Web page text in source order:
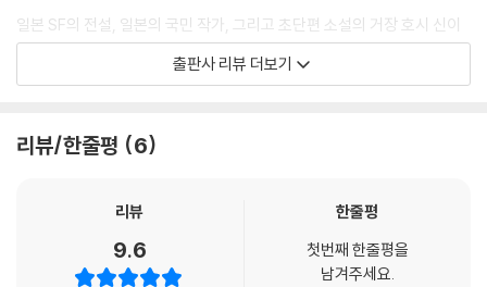
원균을 그 지원자에게 주사할 겁니다. 12개월 동안 잘 숨어 다녀야 하는데,
괜찮으시겠어요?”
---「그 남자, 이 병病」중에서
겨서 산속에 버렸죠. 그러고는 재산을 가로챘어요.”
는 느낌이 들어서 외국으로 도망치려고 했던 거예요. 그런데 이런 일을 당
할 줄이야. 인과응보라는 걸까요? 죽은 남편이 매일 밤 꿈에 나타나서 앙갚
음을 하겠다고 별렀거든요. 분명 이걸 두고 한 말이겠죠. 이제는 악몽도 끝
일본 SF의 전설, 일본의 국민 작가, 그리고 초단편 소설의 거장 호시 신이
치. 일찍이 그의 재능을 알아본 에도가와 란포에 의해 전격 데뷔한 이래로,
호시 신이치는 ‘세기의 천재’라는 수식어에 걸맞게 200자 원고지 20매 분
기록들을 계속해서 갈아 치우고 있는 쇼트-쇼트 시리즈. 그 명성에 걸맞게
차례 영상화된 바 있으며, 한국에서 연극으로 각색되기도 했다.
출판사 리뷰 더보기
리뷰/한줄평 6
리뷰
9.6
한줄평
첫번째 한줄평을
남겨주세요.